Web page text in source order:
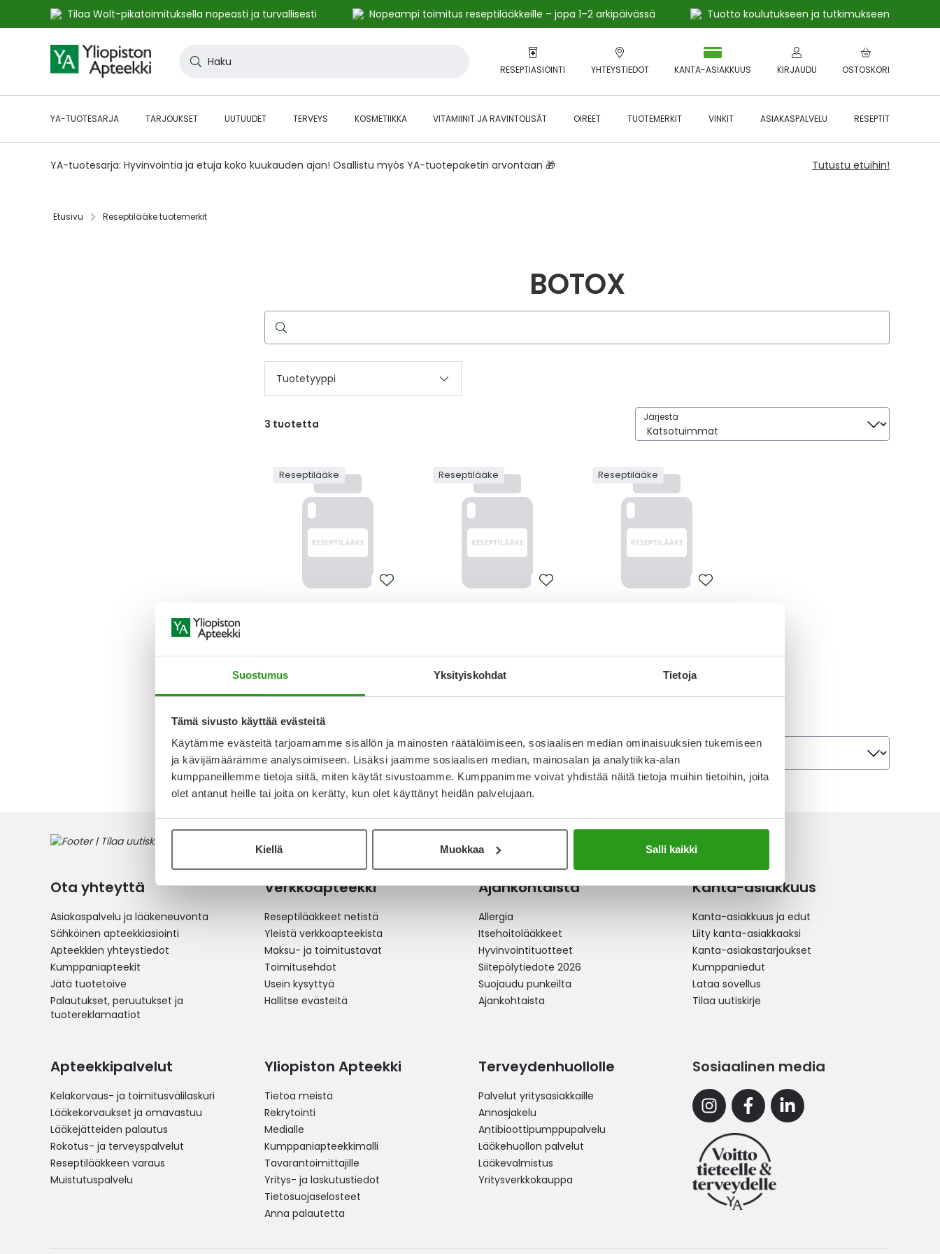
Suostumus Yksityiskohdat Tietoja
Tämä sivusto käyttää evästeitä
Käytämme evästeitä tarjoamamme sisällön ja mainosten räätälöimiseen, sosiaalisen median ominaisuuksien tukemiseen
ja kävijämäärämme analysoimiseen. Lisäksi jaamme sosiaalisen median, mainosalan ja analytiikka-alan
kumppaneillemme tietoja siitä, miten käytät sivustoamme. Kumppanimme voivat yhdistää näitä tietoja muihin tietoihin, joita
olet antanut heille tai joita on kerätty, kun olet käyttänyt heidän palvelujaan.
Kiellä Muokkaa Salli kaikki
Tilaa Wolt-pikatoimituksella nopeasti ja turvallisesti Nopeampi toimitus reseptilääkkeille – jopa 1–2 arkipäivässä
Tuotto koulutukseen ja tutkimukseen
to
Content
RESEPTIASIOINTI YHTEYSTIEDOT OSTOSKORI
KANTA-ASIAKKUUS KIRJAUDU
YA-TUOTESARJA TARJOUKSET UUTUUDET TERVEYS KOSMETIIKKA VITAMIINIT JA RAVINTOLISÄT OIREET TUOTEMERKIT VINKIT ASIAKASPALVELU RESEPTIT
YA-tuotesarja: Hyvinvointia ja etuja koko kuukauden ajan! Osallistu myös YA-tuotepaketin arvontaan 🎁 Tutustu etuihin!
Etusivu Reseptilääke tuotemerkit
BOTOX
Hae
reseptilääkettä
Tuotetyyppi
3 tuotetta
Järjestä
Järjestä
Reseptilääke
237,22 €
Reseptilääke
404,43 €
Reseptilääke
165,10 €
tuotetta
Järjestä
Järjestä
Ota yhteyttä
Asiakaspalvelu ja lääkeneuvonta
Sähköinen apteekkiasiointi
Apteekkien yhteystiedot
Kumppaniapteekit
Jätä tuotetoive
Palautukset, peruutukset ja
tuotereklamaatiot
Verkkoapteekki
Reseptilääkkeet netistä
Yleistä verkkoapteekista
Maksu- ja toimitustavat
Toimitusehdot
Usein kysyttyä
Hallitse evästeitä
Ajankohtaista
Allergia
Itsehoitolääkkeet
Hyvinvointituotteet
Siitepölytiedote 2026
Suojaudu punkeilta
Ajankohtaista
Kanta-asiakkuus
Kanta-asiakkuus ja edut
Liity kanta-asiakkaaksi
Kanta-asiakastarjoukset
Kumppaniedut
Lataa sovellus
Tilaa uutiskirje
Apteekkipalvelut
Kelakorvaus- ja toimitusvälilaskuri
Lääkekorvaukset ja omavastuu
Lääkejätteiden palautus
Rokotus- ja terveyspalvelut
Reseptilääkkeen varaus
Muistutuspalvelu
Yliopiston Apteekki
Tietoa meistä
Rekrytointi
Medialle
Kumppaniapteekkimalli
Tavarantoimittajille
Yritys- ja laskutustiedot
Tietosuojaselosteet
Anna palautetta
Terveydenhuollolle
Palvelut yritysasiakkaille
Annosjakelu
Antibioottipumppupalvelu
Lääkehuollon palvelut
Lääkevalmistus
Yritysverkkokauppa
Sosiaalinen media
InstagramFacebookLinkedin